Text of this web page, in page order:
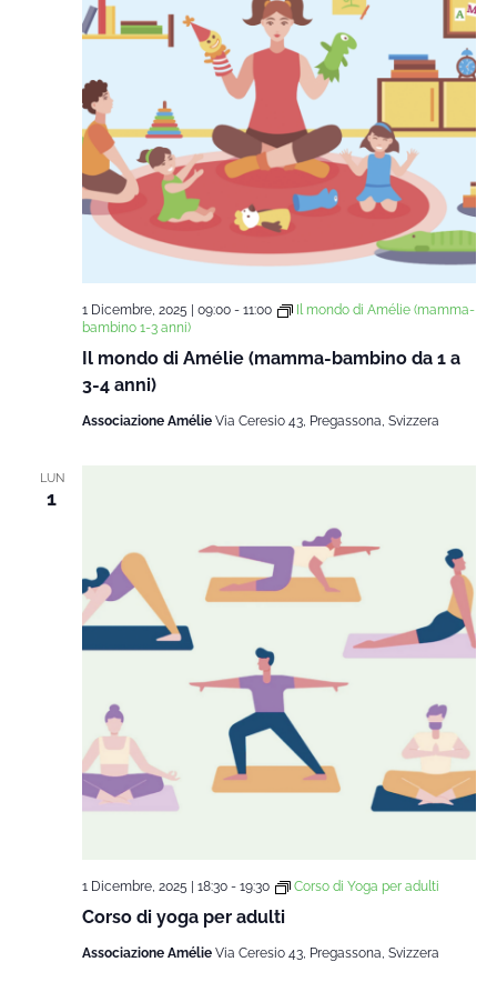
Il mondo di Amélie (mamma-bambino da 1 a
3-4 anni)
1 Dicembre, 2025 | 09:00- 11:00
Il mondo di Amélie (mamma-
bambino 1-3 anni)
Associazione Amélie Via Ceresio 43, Pregassona, Svizzera
LUN
1
Corso di yoga per adulti
1 Dicembre, 2025 | 18:30- 19:30 Corso di Yoga per adulti
Associazione Amélie Via Ceresio 43, Pregassona, Svizzera